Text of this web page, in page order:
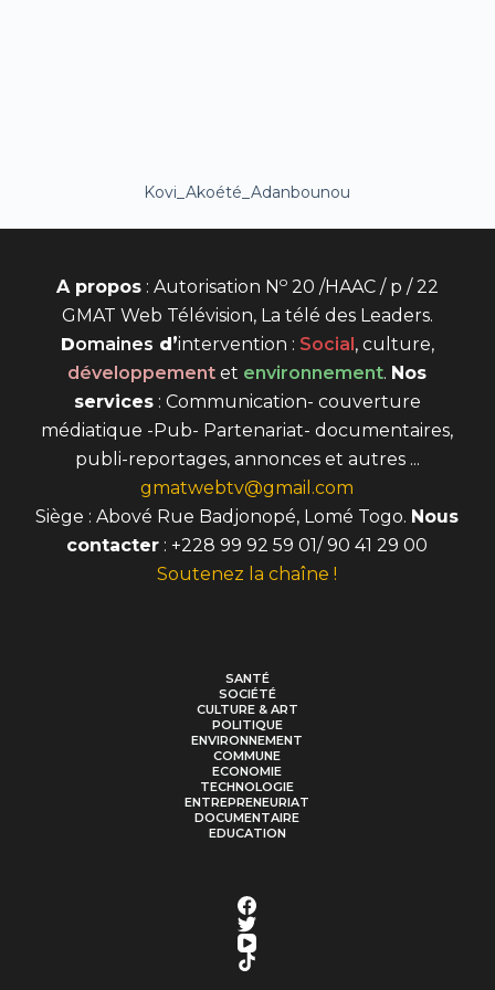
Kovi_Akoété_Adanbounou
A propos: Autorisation N o20 /HAAC / p / 22
GMAT Web Télévision, La télé des Leaders.
Domaines d’intervention : Social , culture,
développement et environnement. Nos
services: Communication- couverture
médiatique -Pub- Partenariat- documentaires,
publi-reportages, annonces et autres ...
gmatwebtv@gmail.com
Siège : Abové Rue Badjonopé, Lomé Togo. Nous
contacter : +228 99 92 59 01/ 90 41 29 00
Soutenez la chaîne !
SANTÉ
SOCIÉTÉ
CULTURE & ART
POLITIQUE
ENVIRONNEMENT
COMMUNE
ECONOMIE
TECHNOLOGIE
ENTREPRENEURIAT
DOCUMENTAIRE
EDUCATION